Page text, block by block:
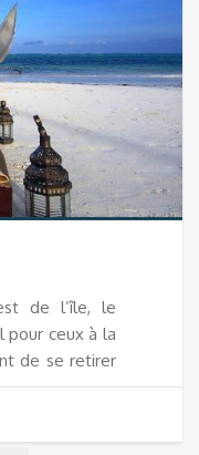
de l’île, le
pour ceux à la
de se retirer